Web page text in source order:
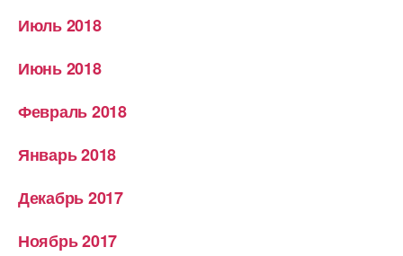
Июль 2018
Июнь 2018
Февраль 2018
Январь 2018
Декабрь 2017
Ноябрь 2017